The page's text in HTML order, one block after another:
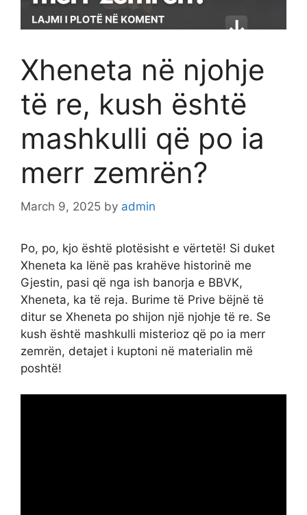
Xheneta në njohje
të re, kush është
mashkulli që po ia
merr zemrën?
March 9, 2025 by admin
Po, po, kjo është plotësisht e vërtetë! Si duket
Xheneta ka lënë pas krahëve historinë me
Gjestin, pasi që nga ish banorja e BBVK,
Xheneta, ka të reja. Burime të Prive bëjnë të
ditur se Xheneta po shijon një njohje të re. Se
kush është mashkulli misterioz që po ia merr
zemrën, detajet i kuptoni në materialin më
poshtë!